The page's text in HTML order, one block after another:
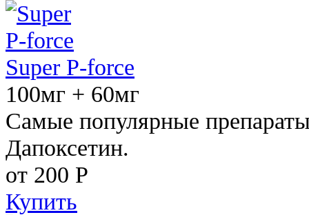
Super P-force
100мг + 60мг
Самые популярные
Дапоксетин.
от 200 Р
Купить